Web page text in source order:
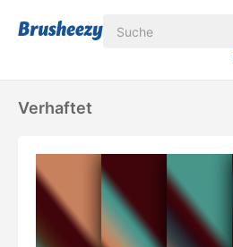
Verhaftet